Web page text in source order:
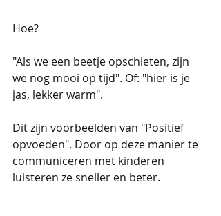
Hoe?
"Als we een beetje opschieten, zijn
we nog mooi op tijd". Of: "hier is je
jas, lekker warm".
Dit zijn voorbeelden van "Positief
opvoeden". Door op deze manier te
communiceren met kinderen
luisteren ze sneller en beter.